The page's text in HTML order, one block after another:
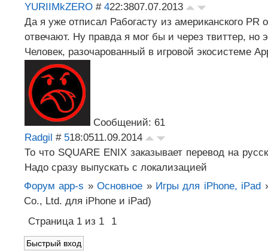
YURIIMkZERO # 422:3807.07.2013
Да я уже отписал Рабогасту из американского PR
отвечают. Ну правда я мог бы и через твиттер, но
Человек, разочарованный в игровой экосистеме
Сообщений: 61
Radgil # 518:0511.09.2014
То что SQUARE ENIX заказывает перевод на
Надо сразу выпускать с локализацией
Форум app-s » Основное » Игры для iPhone, iPad
Co., Ltd. для iPhone и iPad)
Страница 1 из 1 1